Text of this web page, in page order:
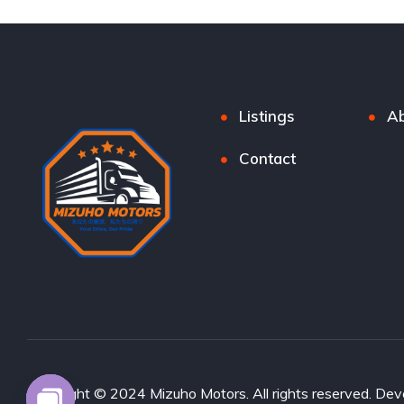
Listings
Contact
Copyright © 2024 Mizuho Motors. All rights reserved.